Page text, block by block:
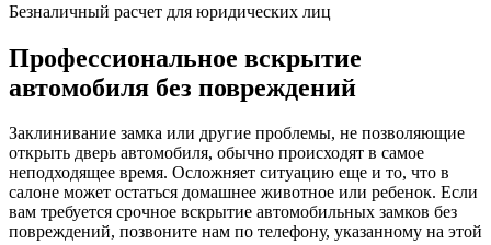
Безналичный расчет для юридических лиц
Профессиональное вскрытие
автомобиля без повреждений
Заклинивание замка или другие проблемы, не позволяющие
открыть дверь автомобиля, обычно происходят в самое
неподходящее время. Осложняет ситуацию еще и то, что в
салоне может остаться домашнее животное или ребенок. Если
вам требуется срочное вскрытие автомобильных замков без
повреждений, позвоните нам по телефону, указанному на этой